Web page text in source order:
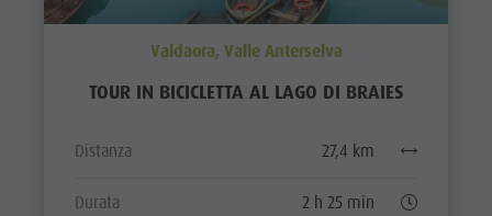
Valdaora, Valle Anterselva
TOUR IN BICICLETTA AL LAGO DI BRAIES
Distanza 27,4 km
Durata 2 h 25 min